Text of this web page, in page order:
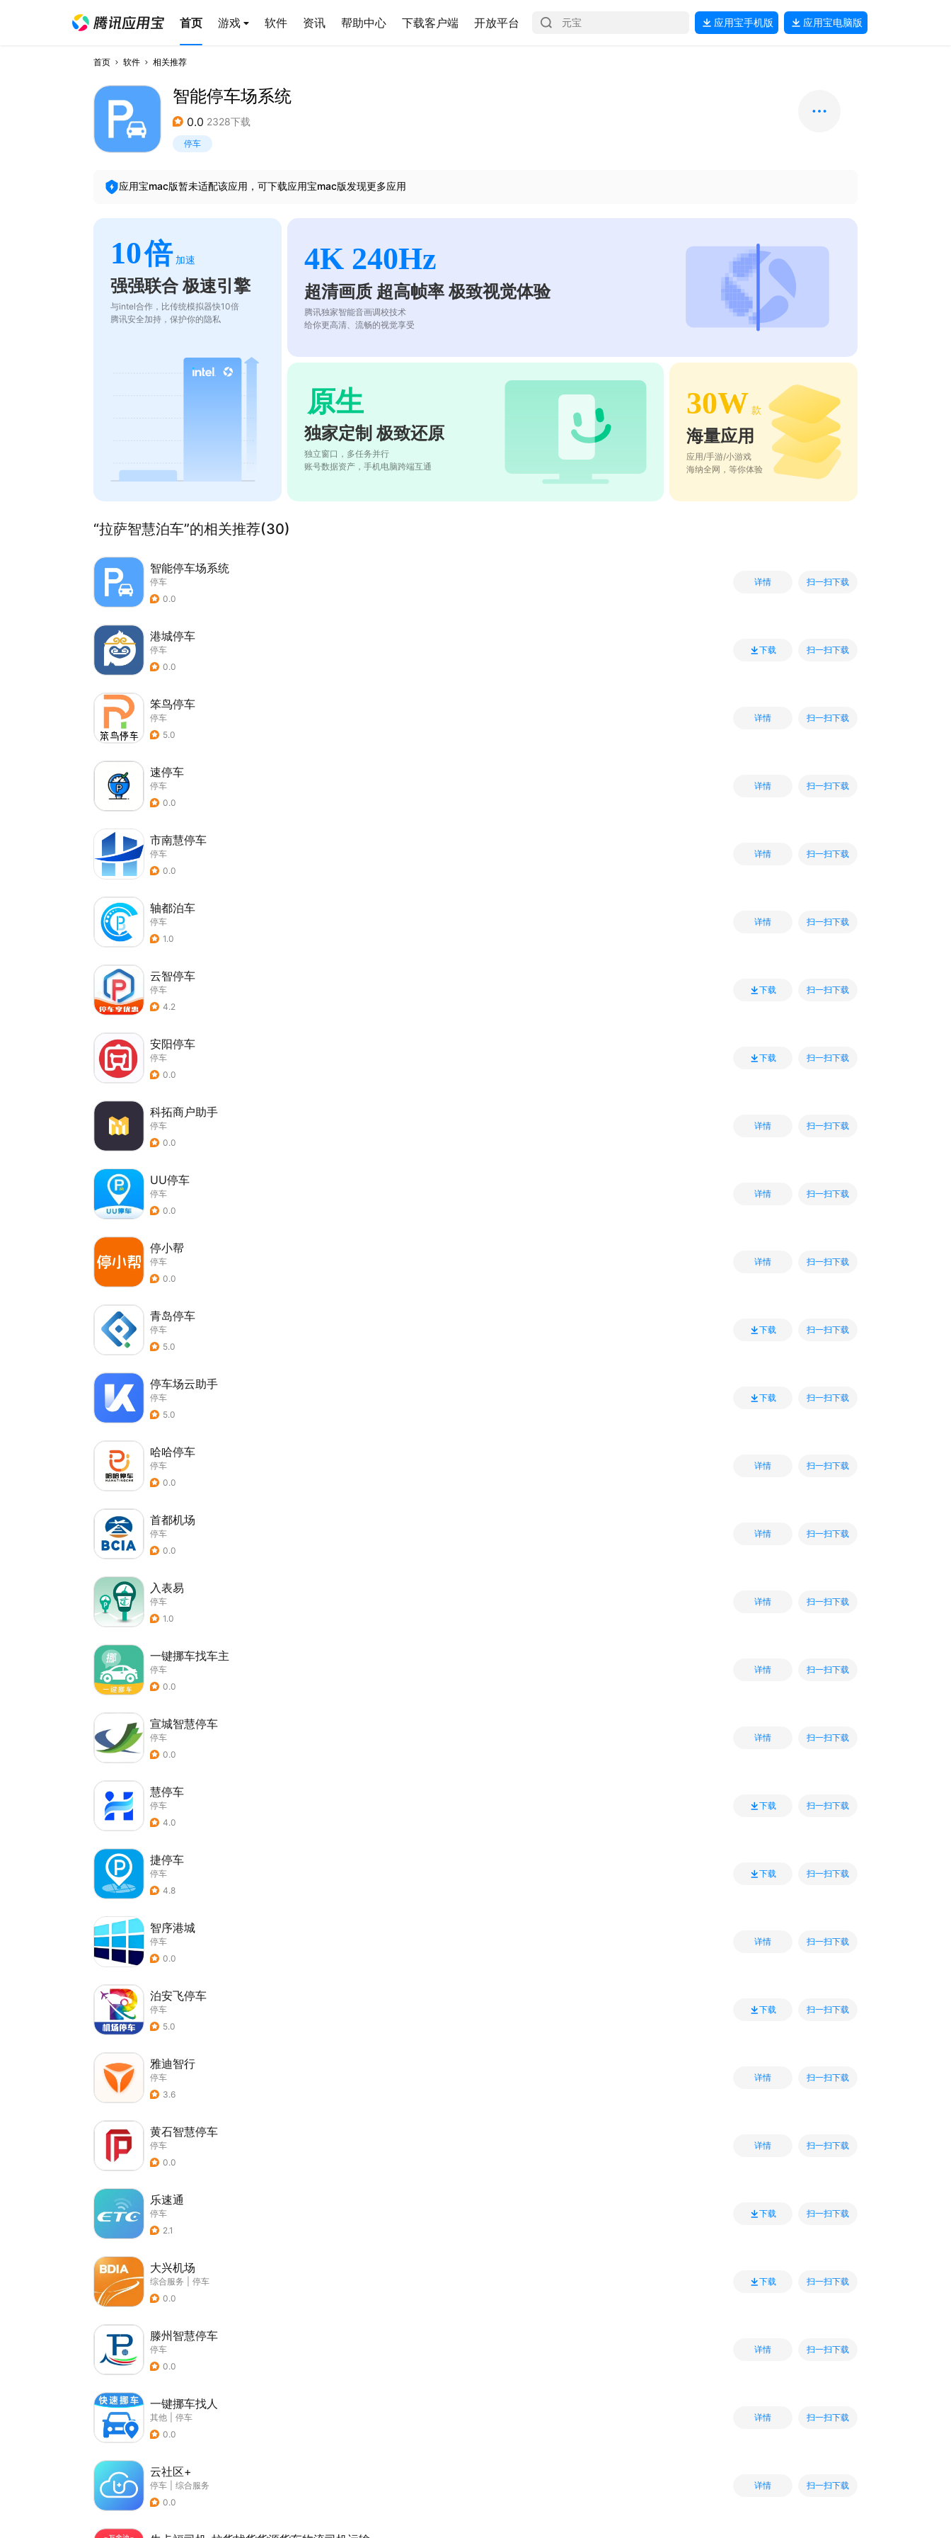
首页 游戏 软件 资讯 帮助中心 下载客户端 开放平台 应用宝手机版 应用宝电脑版
首页 软件 相关推荐
智能停车场系统
0.0 2328下载
停车
应用宝mac版暂未适配该应用，可下载应用宝mac版发现更多应用
10倍 加速
强强联合 极速引擎
与intel合作，比传统模拟器快10倍
腾讯安全加持，保护你的隐私
4K 240Hz
超清画质 超高帧率 极致视觉体验
腾讯独家智能音画调校技术
给你更高清、流畅的视觉享受
原生
独家定制 极致还原
独立窗口，多任务并行
账号数据资产，手机电脑跨端互通
30W 款
海量应用
应用/手游/小游戏
海纳全网，等你体验
“拉萨智慧泊车”的相关推荐(30)
智能停车场系统
停车
0.0
详情 扫一扫下载
港城停车
停车
0.0
下载 扫一扫下载
笨鸟停车
停车
5.0
详情 扫一扫下载
速停车
停车
0.0
详情 扫一扫下载
市南慧停车
停车
0.0
详情 扫一扫下载
轴都泊车
停车
1.0
详情 扫一扫下载
云智停车
停车
4.2
下载 扫一扫下载
安阳停车
停车
0.0
下载 扫一扫下载
科拓商户助手
停车
0.0
详情 扫一扫下载
UU停车
停车
0.0
详情 扫一扫下载
停小帮
停车
0.0
详情 扫一扫下载
青岛停车
停车
5.0
下载 扫一扫下载
停车场云助手
停车
5.0
下载 扫一扫下载
哈哈停车
停车
0.0
详情 扫一扫下载
首都机场
停车
0.0
详情 扫一扫下载
入表易
停车
1.0
详情 扫一扫下载
一键挪车找车主
停车
0.0
详情 扫一扫下载
宣城智慧停车
停车
0.0
详情 扫一扫下载
慧停车
停车
4.0
下载 扫一扫下载
捷停车
停车
4.8
下载 扫一扫下载
智序港城
停车
0.0
详情 扫一扫下载
泊安飞停车
停车
5.0
下载 扫一扫下载
雅迪智行
停车
3.6
详情 扫一扫下载
黄石智慧停车
停车
0.0
详情 扫一扫下载
乐速通
停车
2.1
下载 扫一扫下载
大兴机场
综合服务
停车
0.0
下载 扫一扫下载
滕州智慧停车
停车
0.0
详情 扫一扫下载
一键挪车找人
其他
停车
0.0
详情 扫一扫下载
云社区+
停车
综合服务
0.0
详情 扫一扫下载